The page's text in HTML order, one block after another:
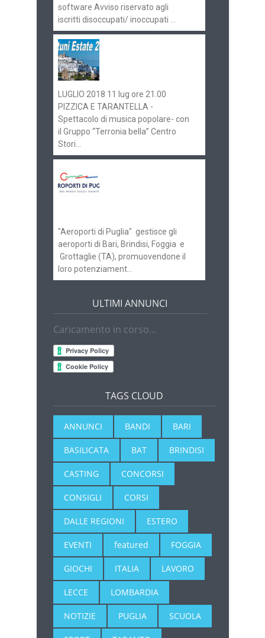
software Avviso riservato agli
iscritti disoccupati/ inoccupati ...
LUGLIO 2018 11 lug ore 21.00
PIZZICA E TARANTELLA -
Spettacolo di musica popolare- con
il Gruppo “Terronia bella” Centro
Stori...
"Aeroporti di Puglia" gestisce gli
aeroporti di Bari, Brindisi, Foggia e
Grottaglie (TA), promuovendone il
loro potenziament...
ULTIMI ANNUNCI
Caricamento in corso...
TAGS CLOUD
ANNUNCI BANDI BARI
BASILICATA BAT BRINDISI
CASTING CONCORSI
CONSIGLI CORSI
DALLE REGIONI ESTERO
EVENTI featured FOGGIA
GIOCHI ITALIA LAVORO
LECCE LOMBARDIA
NOTIZIE PUGLIA SCUOLA